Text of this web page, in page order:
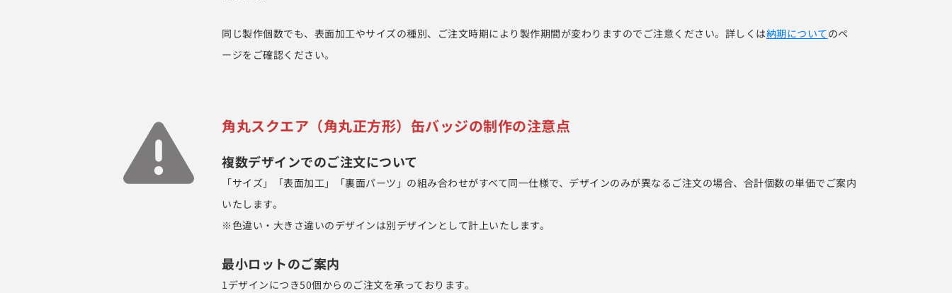
同じ製作個数でも、表面加工やサイズの種別、ご注文時期により製作期間が変わりますのでご注意ください。詳しくは納期についてのペ
ージをご確認ください。
角丸スクエア（角丸正方形）缶バッジの制作の注意点
複数デザインでのご注文について
「サイズ」「表面加工」「裏面パーツ」の組み合わせがすべて同一仕様で、デザインのみが異なるご注文の場合、合計個数の単価でご案内
いたします。
※色違い・大きさ違いのデザインは別デザインとして計上いたします。
最小ロットのご案内
1デザインにつき50個からのご注文を承っております。